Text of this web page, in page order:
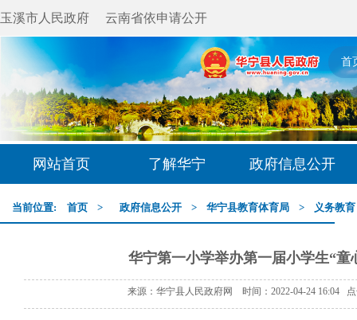
玉溪市人民政府 云南省依申请公开
首
网站首页 了解华宁 政府信息公开
当前位置: 首页 > 政府信息公开 > 华宁县教育体育局 > 义务教育
华宁第一小学举办第一届小学生“童
来源：华宁县人民政府网 时间：2022-04-24 16:04